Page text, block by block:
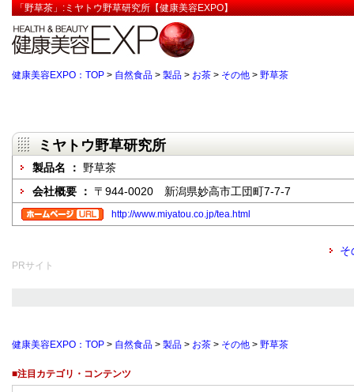
「野草茶」:ミヤトウ野草研究所【健康美容EXPO】
健康美容EXPO：TOP > 自然食品 > 製品 > お茶 > その他 > 野草茶
ミヤトウ野草研究所
製品名 ： 野草茶
会社概要 ： 〒944-0020 新潟県妙高市工団町7-7-7
http://www.miyatou.co.jp/tea.html
そ
PRサイト
健康美容EXPO：TOP > 自然食品 > 製品 > お茶 > その他 > 野草茶
■注目カテゴリ・コンテンツ